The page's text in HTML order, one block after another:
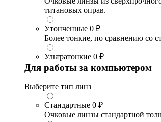
титановых оправ.
Утонченные 0 ₽
Более тонкие, по сравнению со
Ультратонкие 0 ₽
Для работы за компьютером
Выберите тип линз
Стандартные 0 ₽
Очковые линзы стандартной